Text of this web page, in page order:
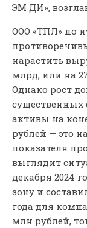
ЭМ ДИ»,
ООО «ТПЛ» по
нарастить
млрд, или на
Однако рост
активы на
рублей — это
показателя
выглядит
декабря 2024
зону и
года для
млн рублей,